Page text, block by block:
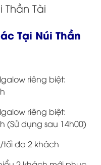
Thần Tài
Tại Núi Thần
riêng biệt:
riêng biệt:
(Sử dụng sau 14h00)
tối đa 2 khách